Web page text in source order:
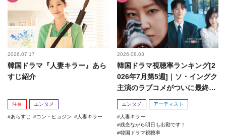
2026.07.17
韓国ドラマ『人妻キラー』あら
すじ紹介
注目 エンタメ
あらすじ コン・ヒョジン 人妻キラー
2026.08.03
韓国ドラマ視聴率ランキング[2
026年7月第5週]｜ソ・イングク
主演のラブコメがついに最終
回！
エンタメ アーティスト
人妻キラー
残念ながら明日も出勤です！
韓国ドラマ視聴率